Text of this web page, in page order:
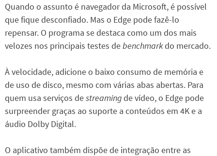
Quando o assunto é navegador da Microsoft, é possível
que fique desconfiado. Mas o Edge pode fazê-lo
repensar. O programa se destaca como um dos mais
velozes nos principais testes debenchmarkdo mercado.
À velocidade, adicione o baixo consumo de memória e
de uso de disco, mesmo com várias abas abertas. Para
quem usa serviços destreamingde vídeo, o Edge pode
surpreender graças ao suporte a conteúdos em 4K e a
áudio Dolby Digital.
O aplicativo também dispõe de integração entre as